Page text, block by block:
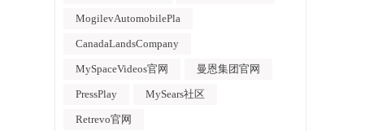
MogilevAutomobilePla
CanadaLandsCompany
MySpaceVideos官网 曼恩集团官网
PressPlay MySears社区
Retrevo官网